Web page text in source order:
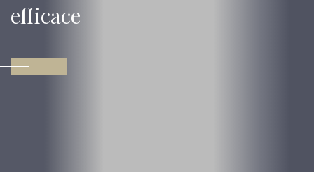
efficace